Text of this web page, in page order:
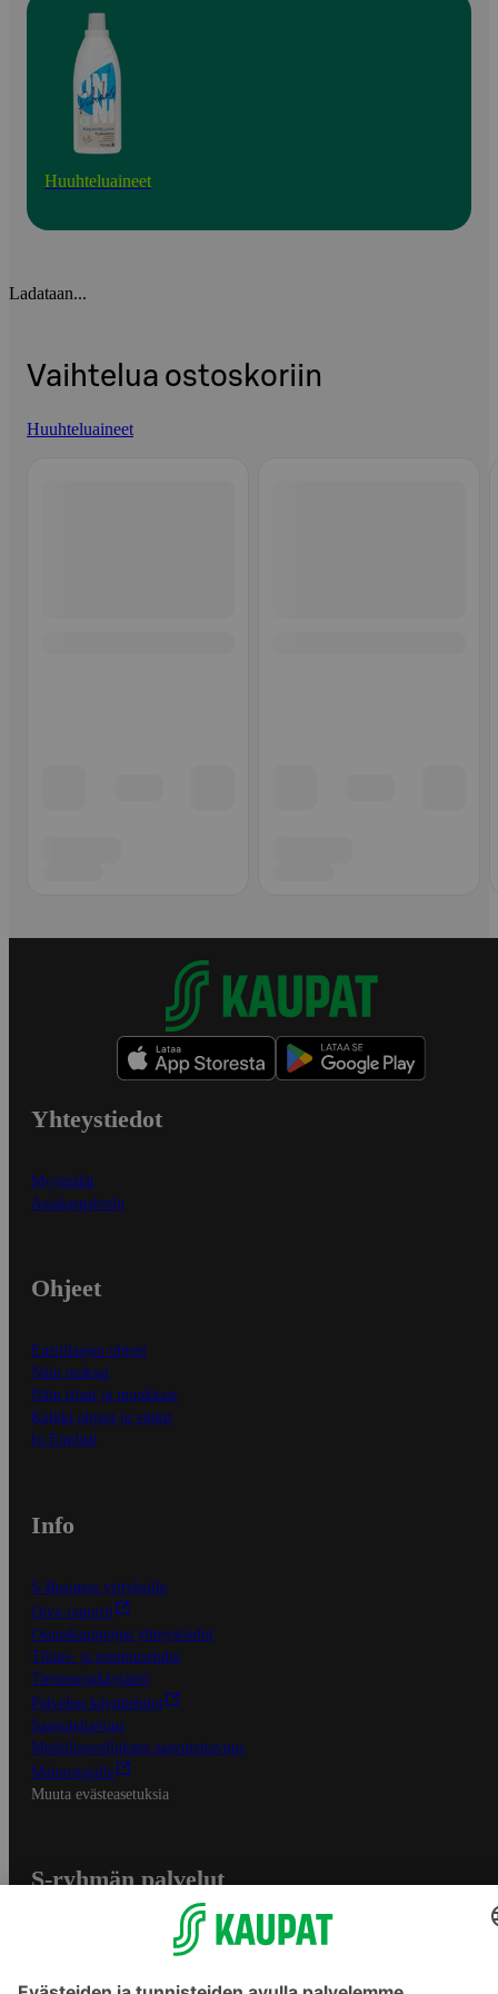
Huuhteluaineet
Ladataan...
Vaihtelua ostoskoriin
Huuhteluaineet
Yhteystiedot
Myymälät
Asiakaspalvelu
Ohjeet
Ensitilaajan ohjeet
Näin maksat
Näin tilaat ja muokkaat
Kaikki ohjeet ja vinkit
In English
Info
S-Business yrityksille
Oiva-raportit
Osuuskauppojen yhteystiedot
Tilaus- ja toimitusehdot
Tietosuojakäytäntö
Palvelun käyttöehdot
Saavutettavuus
Mobiilisovelluksen saavutettavuus
Mainostajalle
Muuta evästeasetuksia
S-ryhmän palvelut